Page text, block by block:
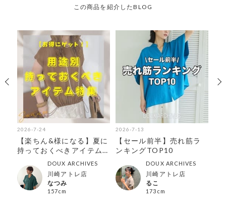
この商品を紹介したBLOG
2026-7-24
【楽ちん&様になる】夏に
持っておくべきアイテム
DOUX ARCHIVES
川崎アトレ店
なつみ
157cm
2026-7-13
【セール前半】売れ筋ラ
ンキングTOP10
DOUX ARCHIVES
川崎アトレ店
るこ
173cm